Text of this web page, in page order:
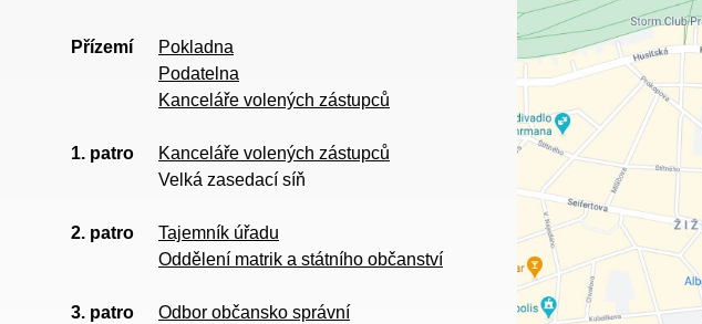
Přízemí
Pokladna
Podatelna
Kanceláře volených zástupců
1. patro
Kanceláře volených zástupců
Velká zasedací síň
2. patro
Tajemník úřadu
Oddělení matrik a státního občanství
3. patro Odbor občansko správní